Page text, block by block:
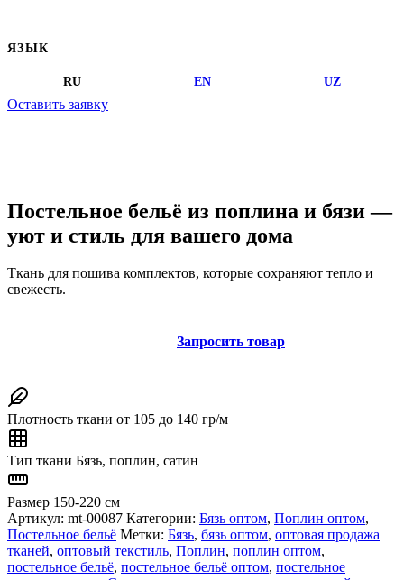
ЯЗЫК
RU EN UZ
Оставить заявку
Постельное бельё из поплина и бязи —
уют и стиль для вашего дома
Ткань для пошива комплектов, которые сохраняют тепло и
свежесть.
Запросить товар
Плотность ткани от 105 до 140 гр/м
Тип ткани Бязь, поплин, сатин
Размер 150-220 см
Артикул: mt-00087 Категории: Бязь оптом, Поплин оптом,
Постельное бельё Метки: Бязь, бязь оптом, оптовая продажа
тканей, оптовый текстиль, Поплин, поплин оптом,
постельное бельё, постельное бельё оптом, постельное